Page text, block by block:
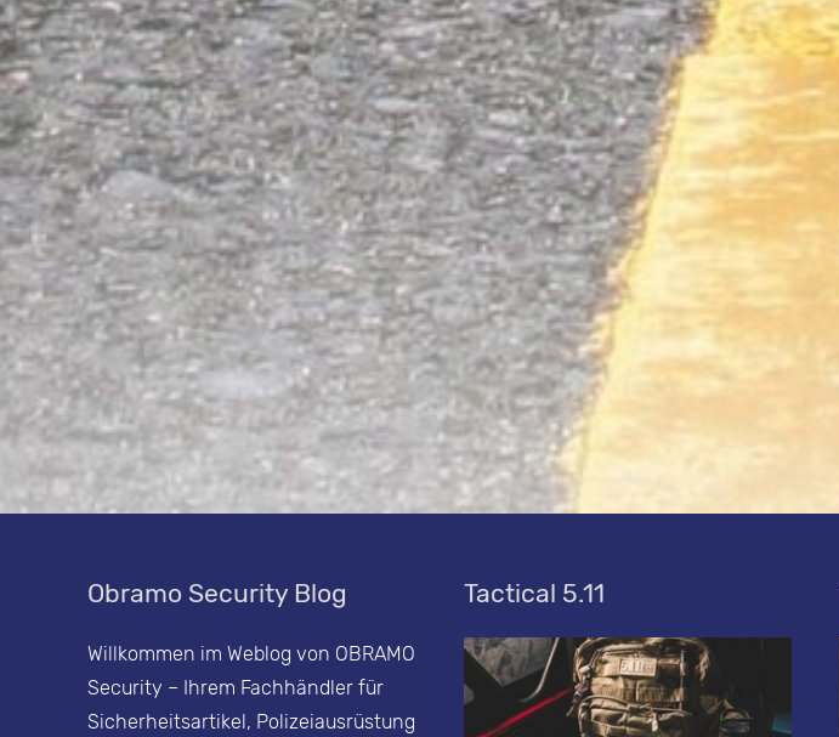
Obramo Security Blog
Willkommen im Weblog von OBRAMO
Security – Ihrem Fachhändler für
Sicherheitsartikel, Polizeiausrüstung
Tactical 5.11